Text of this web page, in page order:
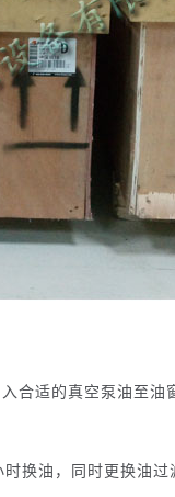
合适的真空泵油至
换油，同时更换油